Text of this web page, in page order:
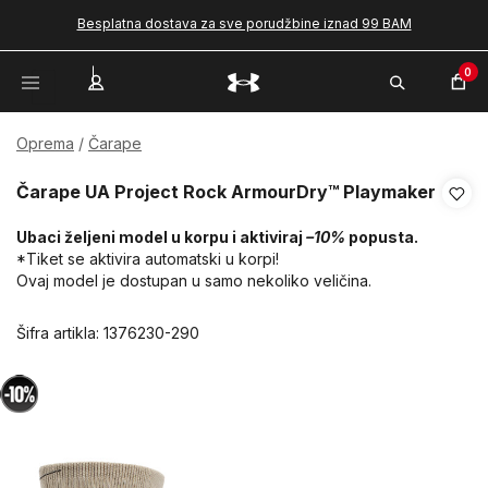
Besplatna dostava za sve porudžbine iznad 99 BAM
0
Oprema Čarape
Čarape UA Project Rock ArmourDry™ Playmaker
Ubaci željeni model u korpu i aktiviraj –10% popusta.
*Tiket se aktivira automatski u korpi!
Ovaj model je dostupan u samo nekoliko veličina.
Šifra artikla: 1376230-290